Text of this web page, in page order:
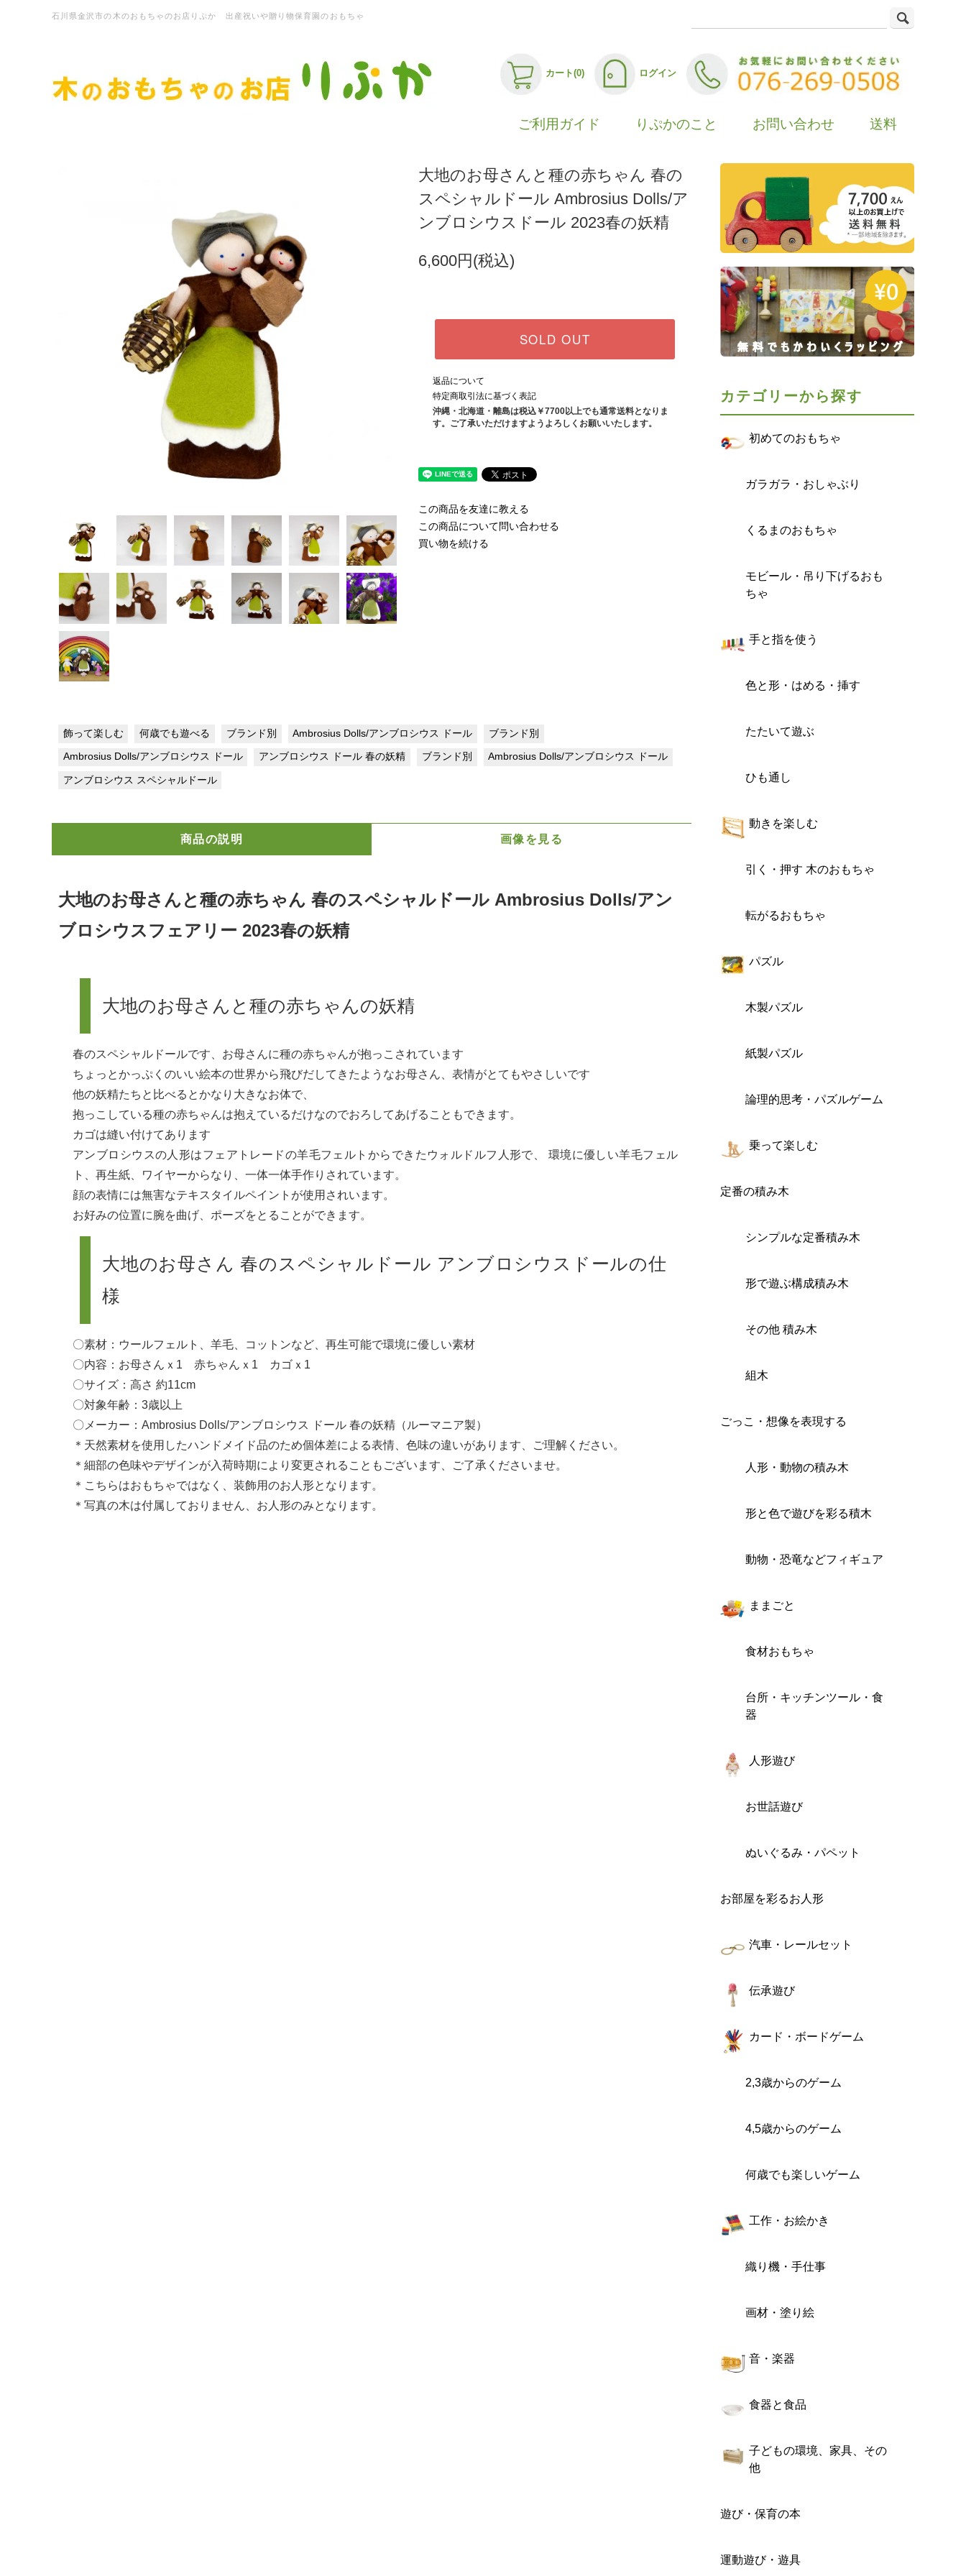
石川県金沢市の木のおもちゃのお店りぷか 出産祝いや贈り物保育園のおもちゃ
カート(0) ログイン
ご利用ガイド りぷかのこと お問い合わせ 送料
大地のお母さんと種の赤ちゃん 春の
スペシャルドール Ambrosius Dolls/ア
ンブロシウスドール 2023春の妖精
6,600円(税込)
SOLD OUT
返品について
特定商取引法に基づく表記
沖縄・北海道・離島は税込￥7700以上でも通常送料となりま
す。ご了承いただけますようよろしくお願いいたします。
この商品を友達に教える
この商品について問い合わせる
買い物を続ける
飾って楽しむ 何歳でも遊べる ブランド別 Ambrosius Dolls/アンブロシウス ドール ブランド別
Ambrosius Dolls/アンブロシウス ドール アンブロシウス ドール 春の妖精 ブランド別 Ambrosius Dolls/アンブロシウス ドール
アンブロシウス スペシャルドール
商品の説明 画像を見る
大地のお母さんと種の赤ちゃん 春のスペシャルドール Ambrosius Dolls/アン
ブロシウスフェアリー 2023春の妖精
大地のお母さんと種の赤ちゃんの妖精
春のスペシャルドールです、お母さんに種の赤ちゃんが抱っこされています
ちょっとかっぷくのいい絵本の世界から飛びだしてきたようなお母さん、表情がとてもやさしいです
他の妖精たちと比べるとかなり大きなお体で、
抱っこしている種の赤ちゃんは抱えているだけなのでおろしてあげることもできます。
カゴは縫い付けてあります
アンブロシウスの人形はフェアトレードの羊毛フェルトからできたウォルドルフ人形で、 環境に優しい羊毛フェル
ト、再生紙、ワイヤーからなり、一体一体手作りされています。
顔の表情には無害なテキスタイルペイントが使用されいます。
お好みの位置に腕を曲げ、ポーズをとることができます。
大地のお母さん 春のスペシャルドール アンブロシウスドールの仕
様
〇素材：ウールフェルト、羊毛、コットンなど、再生可能で環境に優しい素材
〇内容：お母さんｘ1 赤ちゃんｘ1 カゴｘ1
〇サイズ：高さ 約11cm
〇対象年齢：3歳以上
〇メーカー：Ambrosius Dolls/アンブロシウス ドール 春の妖精（ルーマニア製）
＊天然素材を使用したハンドメイド品のため個体差による表情、色味の違いがあります、ご理解ください。
＊細部の色味やデザインが入荷時期により変更されることもございます、ご了承くださいませ。
＊こちらはおもちゃではなく、装飾用のお人形となります。
＊写真の木は付属しておりません、お人形のみとなります。
カテゴリーから探す
初めてのおもちゃ
ガラガラ・おしゃぶり
くるまのおもちゃ
モビール・吊り下げるおも
ちゃ
手と指を使う
色と形・はめる・挿す
たたいて遊ぶ
ひも通し
動きを楽しむ
引く・押す 木のおもちゃ
転がるおもちゃ
パズル
木製パズル
紙製パズル
論理的思考・パズルゲーム
乗って楽しむ
定番の積み木
シンプルな定番積み木
形で遊ぶ構成積み木
その他 積み木
組木
ごっこ・想像を表現する
人形・動物の積み木
形と色で遊びを彩る積木
動物・恐竜などフィギュア
ままごと
食材おもちゃ
台所・キッチンツール・食
器
人形遊び
お世話遊び
ぬいぐるみ・パペット
お部屋を彩るお人形
汽車・レールセット
伝承遊び
カード・ボードゲーム
2,3歳からのゲーム
4,5歳からのゲーム
何歳でも楽しいゲーム
工作・お絵かき
織り機・手仕事
画材・塗り絵
音・楽器
食器と食品
子どもの環境、家具、その
他
遊び・保育の本
運動遊び・遊具